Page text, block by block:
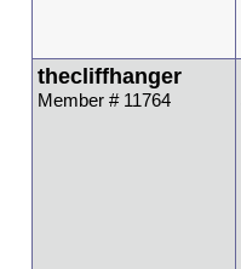
thecliffhanger
Member # 11764